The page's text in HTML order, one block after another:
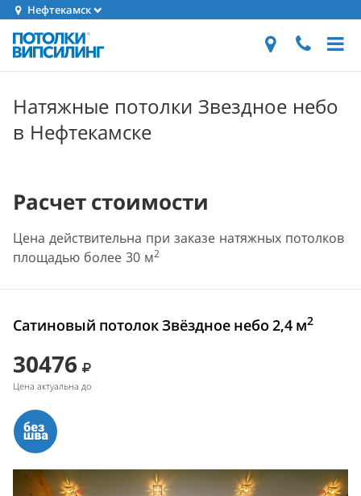
Нефтекамск
Натяжные потолки Звездное небо
в Нефтекамске
Расчет стоимости
Цена действительна при заказе натяжных потолков
площадью более 30 м2
Сатиновый потолок Звёздное небо 2,4 м2
30476
Цена актуальна до